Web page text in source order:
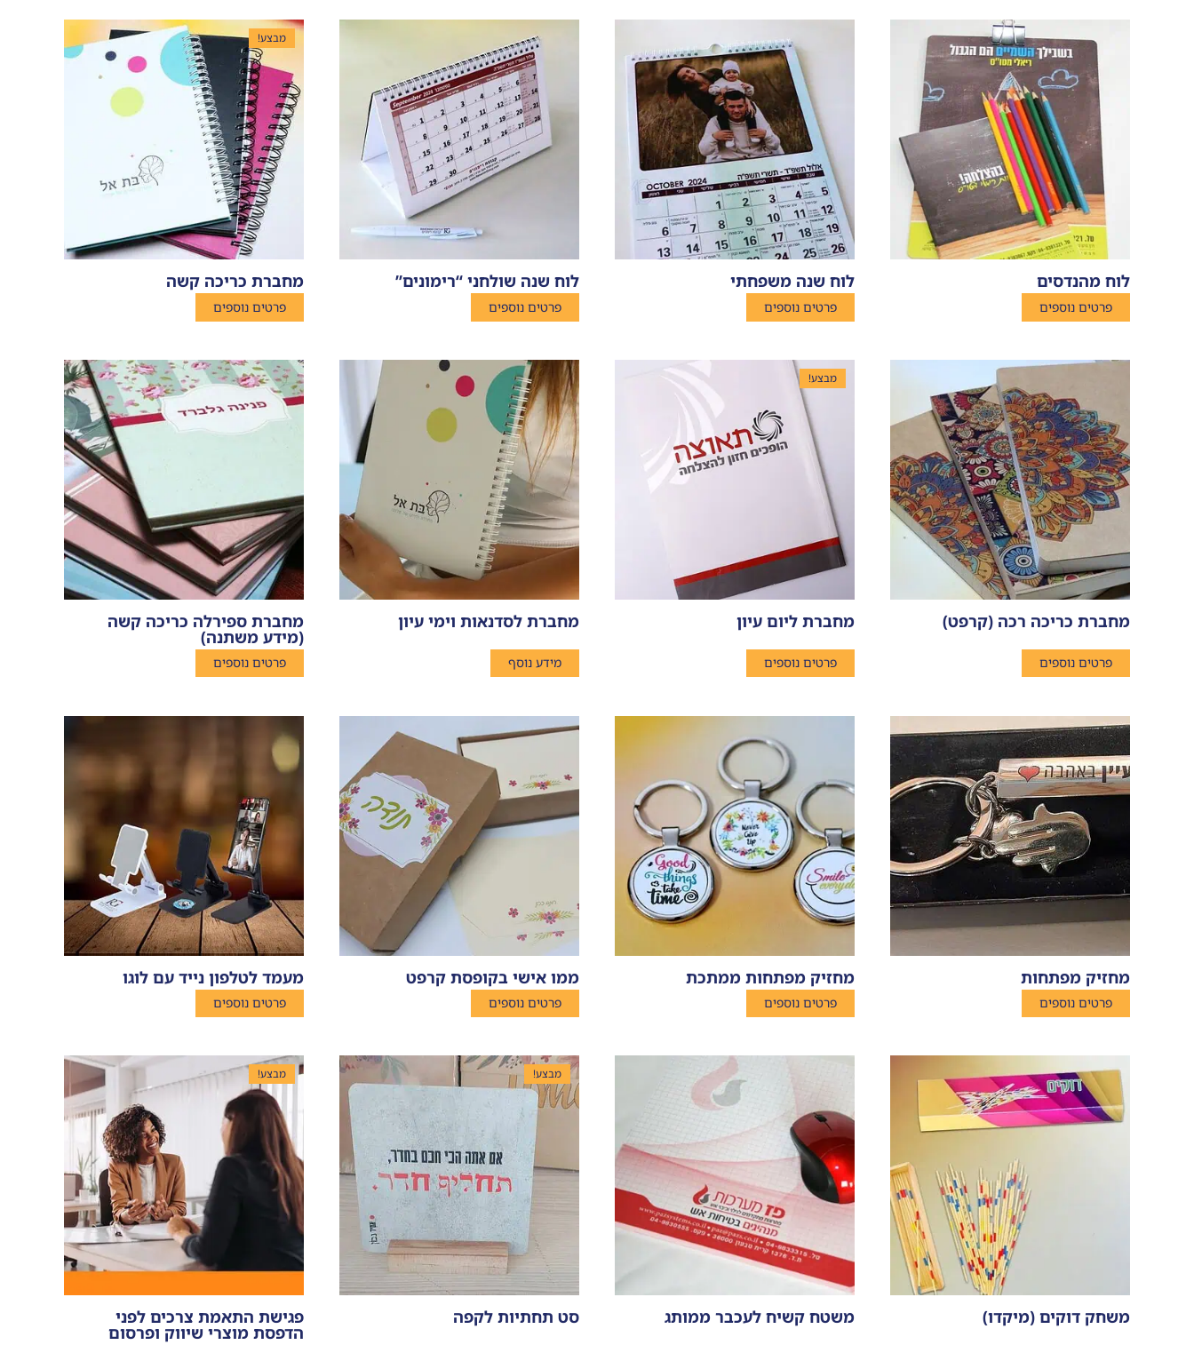
לוח מהנדסים
פרטים נוספים
לוח שנה משפחתי
פרטים נוספים
לוח שנה שולחני “רימונים”
פרטים נוספים
מחברת כריכה קשה
מבצע!
פרטים נוספים
מחברת כריכה רכה (קרפט)
פרטים נוספים
מחברת ליום עיון
מבצע!
פרטים נוספים
מחברת לסדנאות וימי עיון
מידע נוסף
מחברת ספירלה כריכה קשה
(מידע משתנה)
פרטים נוספים
מחזיק מפתחות
פרטים נוספים
מחזיק מפתחות ממתכת
פרטים נוספים
ממו אישי בקופסת קרפט
פרטים נוספים
מעמד לטלפון נייד עם לוגו
פרטים נוספים
משחק דוקים (מיקדו) משטח קשיח לעכבר ממותג סט תחתיות לקפה
מבצע!
פגישת התאמת צרכים לפני
הדפסת מוצרי שיווק ופרסום
מבצע!